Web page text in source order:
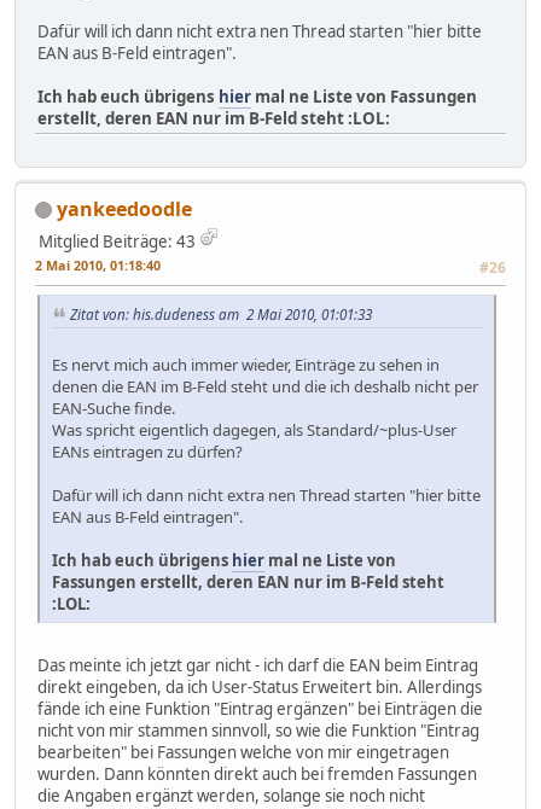
Dafür will ich dann nicht extra nen Thread starten "hier bitte
EAN aus B-Feld eintragen".
Ich hab euch übrigens hier mal ne Liste von Fassungen
erstellt, deren EAN nur im B-Feld steht :LOL:
yankeedoodle
Mitglied Beiträge: 43
2 Mai 2010, 01:18:40 #26
Zitat von: his.dudeness am 2 Mai 2010, 01:01:33
Es nervt mich auch immer wieder, Einträge zu sehen in
denen die EAN im B-Feld steht und die ich deshalb nicht per
EAN-Suche finde.
Was spricht eigentlich dagegen, als Standard/~plus-User
EANs eintragen zu dürfen?
Dafür will ich dann nicht extra nen Thread starten "hier bitte
EAN aus B-Feld eintragen".
Ich hab euch übrigens hier mal ne Liste von
Fassungen erstellt, deren EAN nur im B-Feld steht
:LOL:
Das meinte ich jetzt gar nicht - ich darf die EAN beim Eintrag
direkt eingeben, da ich User-Status Erweitert bin. Allerdings
fände ich eine Funktion "Eintrag ergänzen" bei Einträgen die
nicht von mir stammen sinnvoll, so wie die Funktion "Eintrag
bearbeiten" bei Fassungen welche von mir eingetragen
wurden. Dann könnten direkt auch bei fremden Fassungen
die Angaben ergänzt werden, solange sie noch nicht